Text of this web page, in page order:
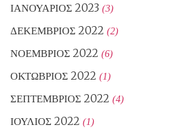
ΙΑΝΟΥΆΡΙΟΣ 2023 (3)
ΔΕΚΈΜΒΡΙΟΣ 2022 (2)
ΝΟΈΜΒΡΙΟΣ 2022 (6)
ΟΚΤΏΒΡΙΟΣ 2022 (1)
ΣΕΠΤΈΜΒΡΙΟΣ 2022 (4)
ΙΟΎΛΙΟΣ 2022 (1)